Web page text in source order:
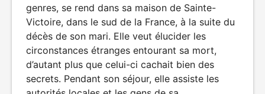
genres, se rend dans sa maison de Sainte-
Victoire, dans le sud de la France, à la suite du
décès de son mari. Elle veut élucider les
circonstances étranges entourant sa mort,
d’autant plus que celui-ci cachait bien des
secrets. Pendant son séjour, elle assiste les